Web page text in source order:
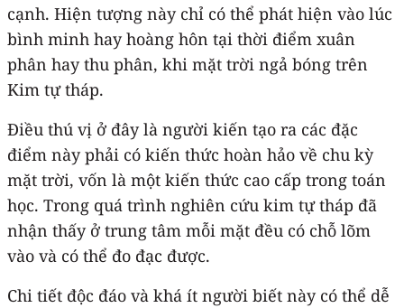
cạnh. Hiện tượng này chỉ có thể phát hiện vào lúc
bình minh hay hoàng hôn tại thời điểm xuân
phân hay thu phân, khi mặt trời ngả bóng trên
Kim tự tháp.
Điều thú vị ở đây là người kiến tạo ra các đặc
điểm này phải có kiến thức hoàn hảo về chu kỳ
mặt trời, vốn là một kiến thức cao cấp trong toán
học. Trong quá trình nghiên cứu kim tự tháp đã
nhận thấy ở trung tâm mỗi mặt đều có chỗ lõm
vào và có thể đo đạc được.
Chi tiết độc đáo và khá ít người biết này có thể dễ